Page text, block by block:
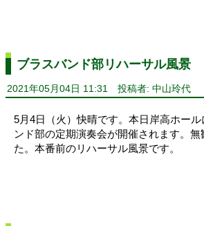
ブラスバンド部リハーサル風景
2021年05月04日 11:31 投稿者: 中山玲代
5月4日（火）快晴です。本日岸高ホー
ンド部の定期演奏会が開催されます。
た。本番前のリハーサル